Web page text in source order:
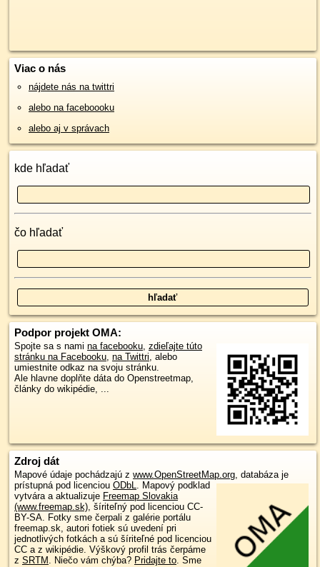
Viac o nás
nájdete nás na twittri
alebo na faceboooku
alebo aj v správach
kde hľadať
čo hľadať
Podpor projekt OMA:
Spojte sa s nami na facebooku, zdieľajte túto
stránku na Facebooku, na Twittri, alebo
umiestnite odkaz na svoju stránku.
Ale hlavne doplňte dáta do Openstreetmap,
články do wikipédie, ...
Zdroj dát
Mapové údaje pochádzajú z www.OpenStreetMap.org, databáza je
prístupná pod licenciou ODbL. Mapový podklad
vytvára a aktualizuje Freemap Slovakia
(www.freemap.sk), šíriteľný pod licenciou CC-
BY-SA. Fotky sme čerpali z galérie portálu
freemap.sk, autori fotiek sú uvedení pri
jednotlivých fotkách a sú šíriteľné pod licenciou
CC a z wikipédie. Výškový profil trás čerpáme
z SRTM . Niečo vám chýba? Pridajte to. Sme